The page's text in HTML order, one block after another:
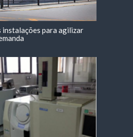
instalações para agilizar